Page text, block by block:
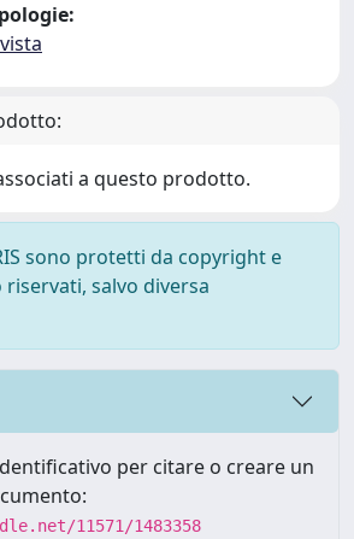
a questo prodotto.
sono protetti da copyright e
salvo diversa
per citare o creare un
11571/1483358